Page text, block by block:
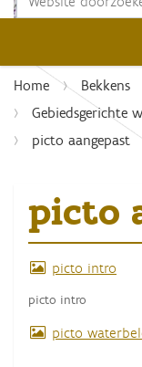
Home Bekkens
Gebiedsgerichte
picto aangepast
picto
picto intro
picto intro
picto